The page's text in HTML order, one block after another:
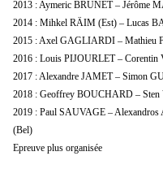
2013 : Aymeric BRUNET – Jérôme
2014 : Mihkel RÄIM (Est) – Lucas
2015 : Axel GAGLIARDI – Mathieu
2016 : Louis PIJOURLET –
2017 : Alexandre JAMET – Simon
2018 : Geoffrey BOUCHARD –
2019 : Paul SAUVAGE –
(Bel)
Epreuve plus organisée